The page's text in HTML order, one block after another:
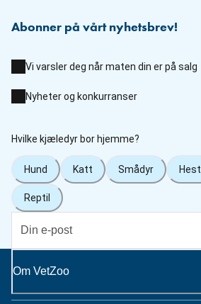
Abonner på vårt nyhetsbrev!
Vi varsler deg når maten din er på salg
Nyheter og konkurranser
Hvilke kjæledyr bor hjemme?
Hund Katt Smådyr Hest
Reptil
Om VetZoo